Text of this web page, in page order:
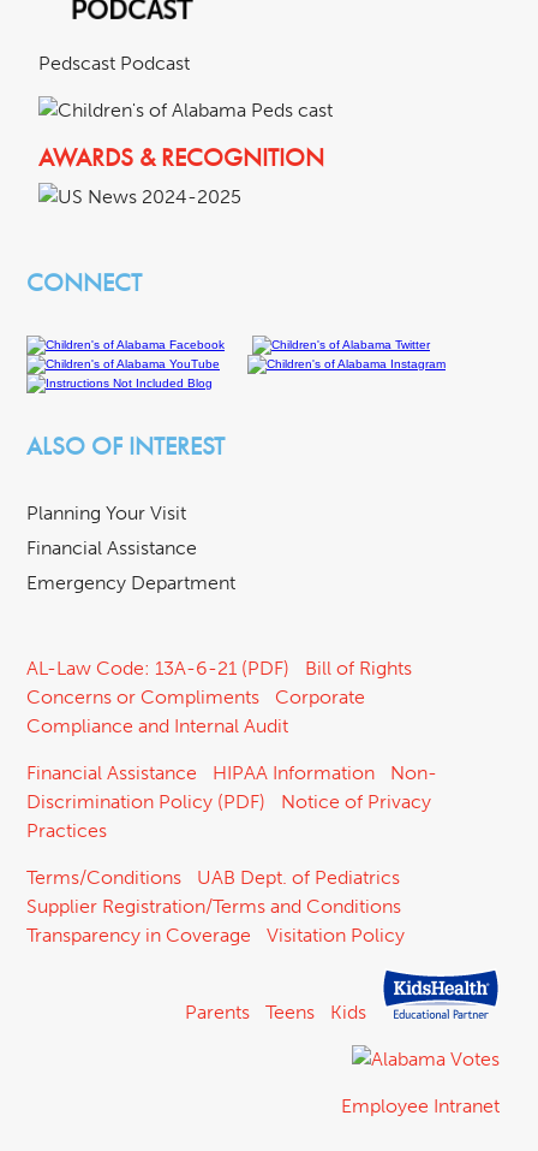
Pedscast Podcast
AWARDS & RECOGNITION
CONNECT
ALSO OF INTEREST
Planning Your Visit
Financial Assistance
Emergency Department
AL-Law Code: 13A-6-21 (PDF)
Bill of Rights
Concerns or Compliments
Corporate
Compliance and Internal Audit
Financial Assistance HIPAA Information
Non-
Discrimination Policy (PDF)
Notice of Privacy
Practices
Terms/Conditions
UAB Dept. of Pediatrics
Supplier Registration/Terms and Conditions
Transparency in Coverage
Visitation Policy
Parents Teens Kids
Employee Intranet